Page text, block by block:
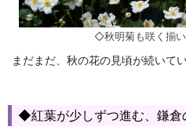
◇秋明菊も咲く揃い
まだまだ、秋の花の見頃が続いてい
◆紅葉が少しずつ進む、鎌倉